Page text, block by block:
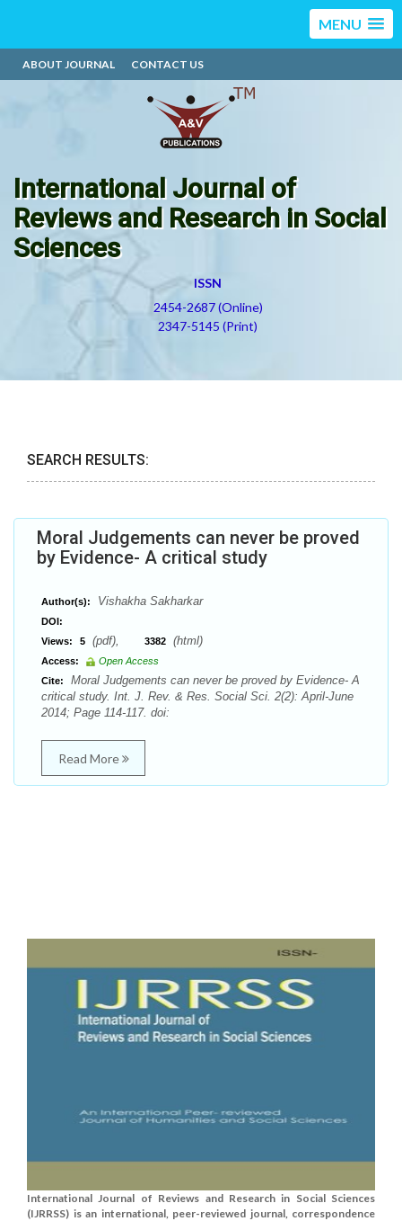
MENU
ABOUT JOURNAL CONTACT US
International Journal of
Reviews and Research in Social
Sciences
ISSN
2454-2687 (Online)
2347-5145 (Print)
SEARCH RESULTS:
Moral Judgements can never be proved
by Evidence- A critical study
Author(s): Vishakha Sakharkar
DOI:
Views:
5 (pdf), 3382 (html)
Access:
Open Access
Cite:
Moral Judgements can never be proved by Evidence- A
critical study. Int. J. Rev. & Res. Social Sci. 2(2): April-June
2014; Page 114-117. doi:
Read More
International Journal of Reviews and Research in Social Sciences
(IJRRSS) is an international, peer-reviewed journal, correspondence